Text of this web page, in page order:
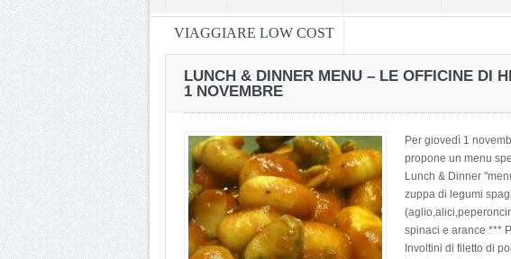
VIAGGIARE LOW COST
LUNCH & DINNER MENU – LE OFFICINE DI
1 NOVEMBRE
Per giovedì 1
propone un menu
Lunch & Dinner
zuppa di legumi
spinaci e arance ***
Involtini di filetto di